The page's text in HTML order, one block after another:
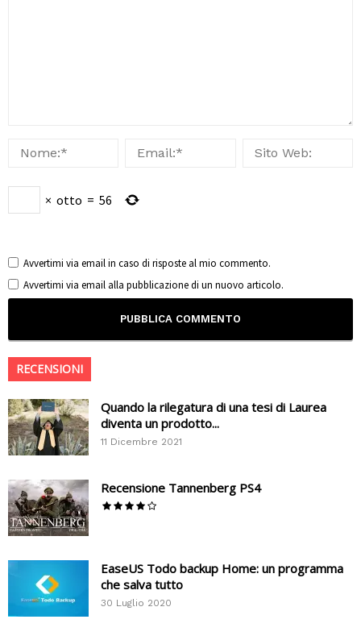
× otto = 56
Avvertimi via email in caso di risposte al mio commento.
Avvertimi via email alla pubblicazione di un nuovo articolo.
RECENSIONI
Quando la rilegatura di una tesi di Laurea
diventa un prodotto...
11 Dicembre 2021
Recensione Tannenberg PS4
EaseUS Todo backup Home: un programma
che salva tutto
30 Luglio 2020